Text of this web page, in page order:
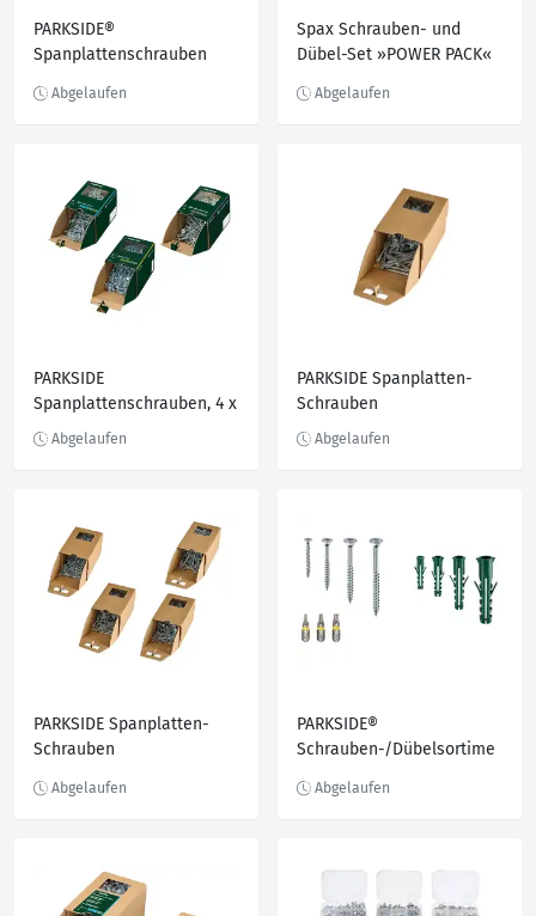
PARKSIDE®
Spanplattenschrauben
Spax Schrauben- und
Dübel-Set »POWER PACK«
PARKSIDE
Spanplattenschrauben, 4 x
PARKSIDE Spanplatten-
Schrauben
PARKSIDE Spanplatten-
Schrauben
PARKSIDE®
Schrauben-/Dübelsortime